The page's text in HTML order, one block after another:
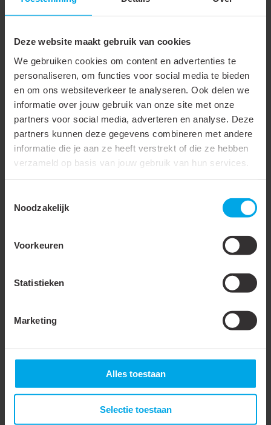
Deze website maakt gebruik van cookies
We gebruiken cookies om content en advertenties te
personaliseren, om functies voor social media te bieden
en om ons websiteverkeer te analyseren. Ook delen we
informatie over jouw gebruik van onze site met onze
partners voor social media, adverteren en analyse. Deze
partners kunnen deze gegevens combineren met andere
informatie die je aan ze heeft verstrekt of die ze hebben
verzameld op basis van jouw gebruik van hun services.
Noodzakelijk
Voorkeuren
Statistieken
Marketing
Alles toestaan
Selectie toestaan
Buitendiameter
54 mm
Inbouwbreedte
49 - 50 mm
Inbouwdiameter
49 - 50 mm
Kleur behuizing
Zwart
Beschermingsgraad
frontzijde (IP)
IP20
Beschermingsgraad
achterzijde (IP)
IP20
Geschikt voor
Geschikt voor
Gerelateerde producten